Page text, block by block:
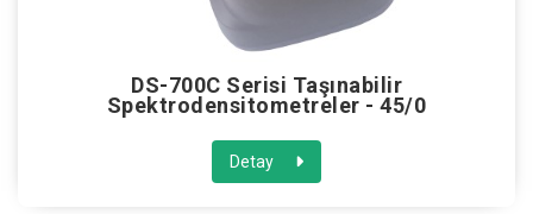
DS-700C Serisi Taşınabilir
Spektrodensitometreler - 45/0
Detay